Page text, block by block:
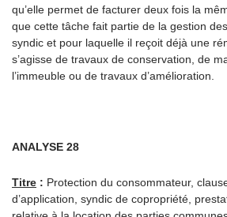
qu’elle permet de facturer deux fois la
que cette tâche fait partie de la gestion
syndic et pour laquelle il reçoit déjà une
s’agisse de travaux de conservation, de
l’immeuble ou de travaux d’amélioration.
ANALYSE 28
Titre : Protection du consommateur,
d’application, syndic de copropriété,